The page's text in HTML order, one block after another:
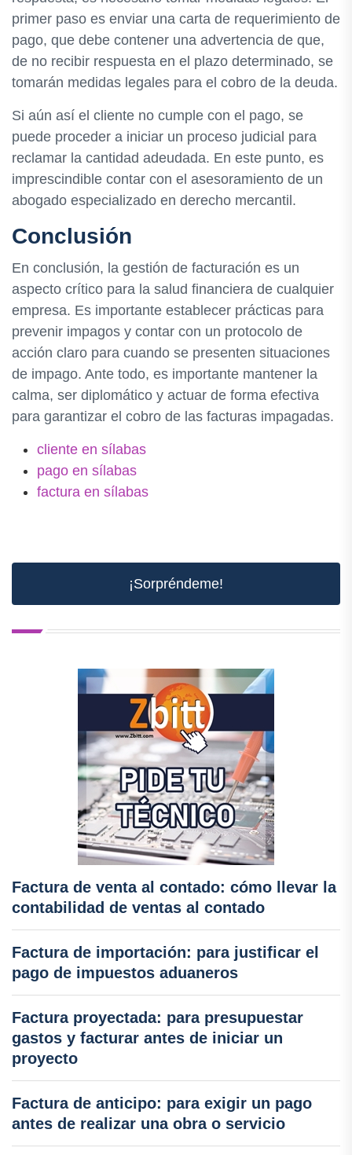
primer paso es enviar una carta de requerimiento de
pago, que debe contener una advertencia de que,
de no recibir respuesta en el plazo determinado, se
tomarán medidas legales para el cobro de la deuda.
Si aún así el cliente no cumple con el pago, se
puede proceder a iniciar un proceso judicial para
reclamar la cantidad adeudada. En este punto, es
imprescindible contar con el asesoramiento de un
abogado especializado en derecho mercantil.
Conclusión
En conclusión, la gestión de facturación es un
aspecto crítico para la salud financiera de cualquier
empresa. Es importante establecer prácticas para
prevenir impagos y contar con un protocolo de
acción claro para cuando se presenten situaciones
de impago. Ante todo, es importante mantener la
calma, ser diplomático y actuar de forma efectiva
para garantizar el cobro de las facturas impagadas.
cliente en sílabas
pago en sílabas
factura en sílabas
¡Sorpréndeme!
Factura de venta al contado: cómo llevar la
contabilidad de ventas al contado
Factura de importación: para justificar el
pago de impuestos aduaneros
Factura proyectada: para presupuestar
gastos y facturar antes de iniciar un
proyecto
Factura de anticipo: para exigir un pago
antes de realizar una obra o servicio